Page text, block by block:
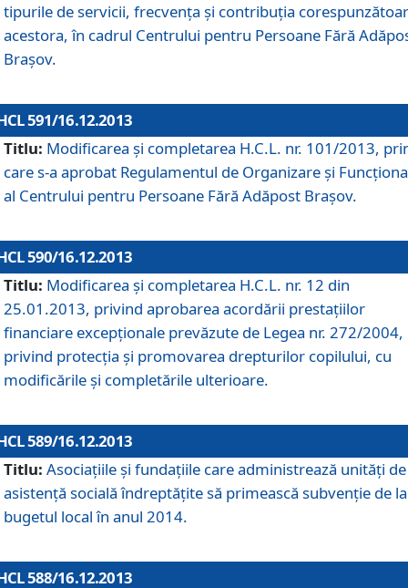
tipurile de servicii, frecvenţa şi contribuţia
acestora, în cadrul Centrului pentru Persoane Fără
Braşov.
591/16.12.2013
Titlu: Modificarea şi completarea H.C.L. nr. 101/2013,
care s-a aprobat Regulamentul de Organizare şi
al Centrului pentru Persoane Fără Adăpost Braşov.
590/16.12.2013
Titlu: Modificarea şi completarea H.C.L. nr. 12 din
25.01.2013, privind aprobarea acordării prestaţiilor
financiare excepţionale prevăzute de Legea nr. 272/2004,
privind protecţia şi promovarea drepturilor copilului, cu
modificările şi completările ulterioare.
589/16.12.2013
Titlu: Asociaţiile şi fundaţiile care administrează unităţi de
asistenţă socială îndreptăţite să primească subvenţie de la
bugetul local în anul 2014.
588/16.12.2013